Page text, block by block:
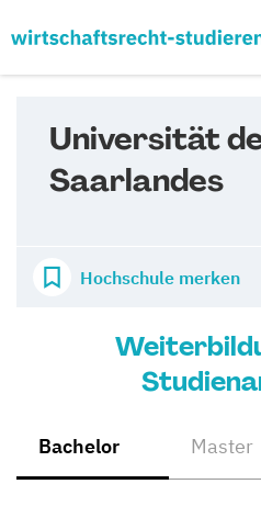
Universität
Saarlandes
Hochschule merken
Bachelor Master